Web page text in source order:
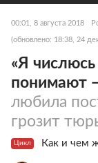
00:01, 8 августа 2018
(обновлено: 18:38, 24
«Я числюсь
понимают
любила
грозит
Цикл Как и чем